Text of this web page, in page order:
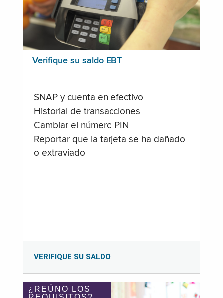
Verifique su saldo EBT
SNAP y cuenta en efectivo
Historial de transacciones
Cambiar el número PIN
Reportar que la tarjeta se ha dañado
o extraviado
VERIFIQUE SU SALDO
¿REÚNO LOS